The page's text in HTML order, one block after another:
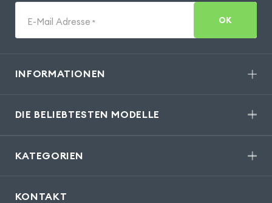
E-Mail Adresse * OK
INFORMATIONEN
DIE BELIEBTESTEN MODELLE
KATEGORIEN
KONTAKT